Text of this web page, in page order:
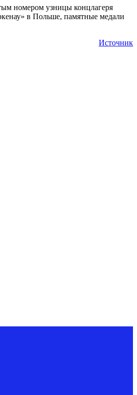
номером узницы концлагеря
в Польше, памятные медали
Источник